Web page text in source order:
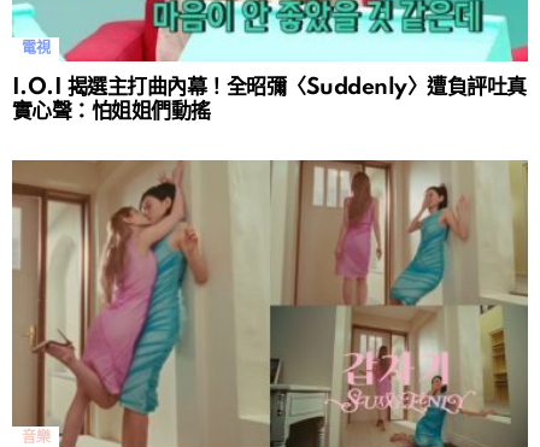
電視
I.O.I 揭選主打曲內幕！全昭彌〈Suddenly〉遭負評吐真
實心聲：怕姐姐們動搖
音樂